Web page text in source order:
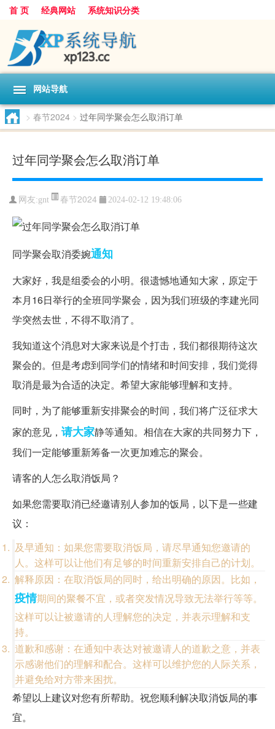
首 页 经典网站 系统知识分类
网站导航
> 春节2024 > 过年同学聚会怎么取消订单
过年同学聚会怎么取消订单
网友:gnt 春节2024 2024-02-12 19:48:06
同学聚会取消委婉通知
大家好，我是组委会的小明。很遗憾地通知大家，原定于
本月16日举行的全班同学聚会，因为我们班级的李建光同
学突然去世，不得不取消了。
我知道这个消息对大家来说是个打击，我们都很期待这次
聚会的。但是考虑到同学们的情绪和时间安排，我们觉得
取消是最为合适的决定。希望大家能够理解和支持。
同时，为了能够重新安排聚会的时间，我们将广泛征求大
家的意见， 请大家静等通知。相信在大家的共同努力下，
我们一定能够重新筹备一次更加难忘的聚会。
请客的人怎么取消饭局？
如果您需要取消已经邀请别人参加的饭局，以下是一些建
议：
及早通知：如果您需要取消饭局，请尽早通知您邀请的
人。这样可以让他们有足够的时间重新安排自己的计划。
解释原因：在取消饭局的同时，给出明确的原因。比如，
疫情期间的聚餐不宜，或者突发情况导致无法举行等等。
这样可以让被邀请的人理解您的决定，并表示理解和支
持。
道歉和感谢：在通知中表达对被邀请人的道歉之意，并表
示感谢他们的理解和配合。这样可以维护您的人际关系，
并避免给对方带来困扰。
希望以上建议对您有所帮助。祝您顺利解决取消饭局的事
宜。